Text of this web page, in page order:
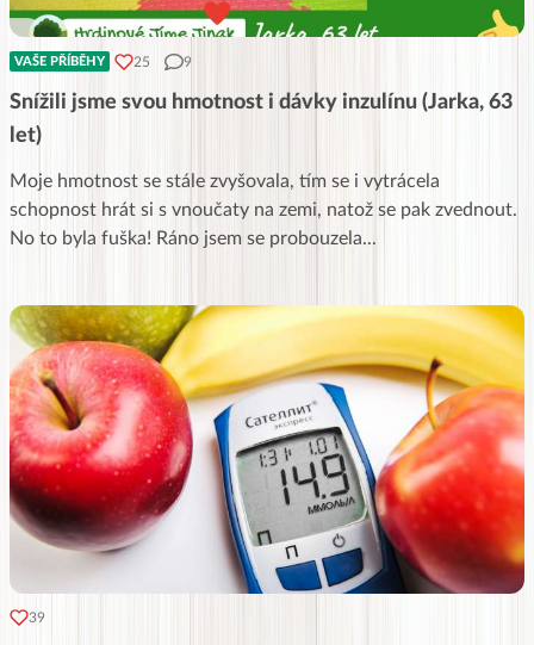
VAŠE PŘÍBĚHY 25 9
Snížili jsme svou hmotnost i dávky inzulínu (Jarka, 63
let)
Moje hmotnost se stále zvyšovala, tím se i vytrácela
schopnost hrát si s vnoučaty na zemi, natož se pak zvednout.
No to byla fuška! Ráno jsem se probouzela...
39